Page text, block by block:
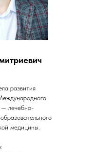
развития
— лечебно-
медицины.